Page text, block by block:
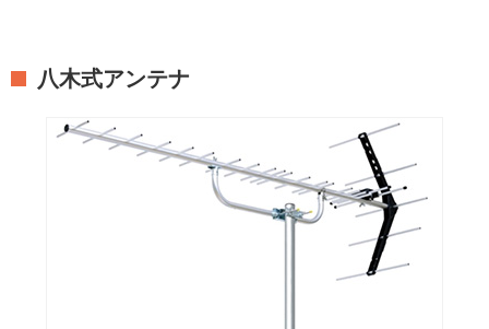
八木式アンテナ